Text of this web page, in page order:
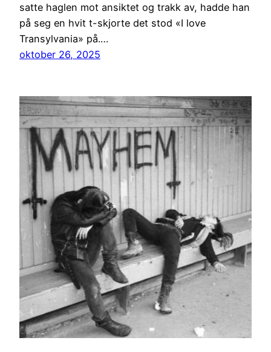
satte haglen mot ansiktet og trakk av, hadde han
på seg en hvit t-skjorte det stod «I love
Transylvania» på.…
oktober 26, 2025